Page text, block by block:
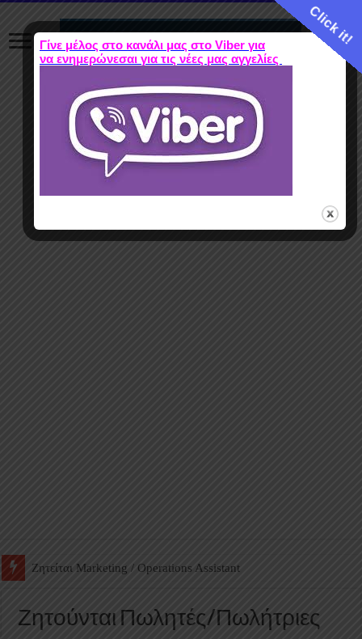
Ζητείται Βοηθός Αποθήκης σε Φαρμακείο
Ζητούνται Πωλητές/Πωλήτριες
Click it!
Γίνε μέλος στο κανάλι μας στο Viber για
να ενημερώνεσαι για τις νέες μας αγγελίες